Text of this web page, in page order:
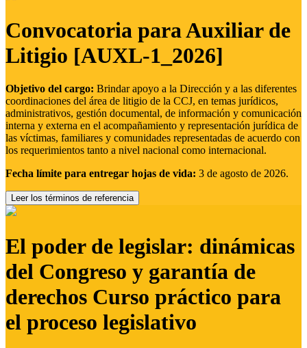
Convocatoria para Auxiliar de
Litigio [AUXL-1_2026]
Objetivo del cargo: Brindar apoyo a la Dirección y a las diferentes
coordinaciones del área de litigio de la CCJ, en temas jurídicos,
administrativos, gestión documental, de información y comunicación
interna y externa en el acompañamiento y representación jurídica de
las víctimas, familiares y comunidades representadas de acuerdo con
los requerimientos tanto a nivel nacional como internacional.
Fecha límite para entregar hojas de vida: 3 de agosto de 2026.
Leer los términos de referencia
El poder de legislar: dinámicas
del Congreso y garantía de
derechos Curso práctico para
el proceso legislativo